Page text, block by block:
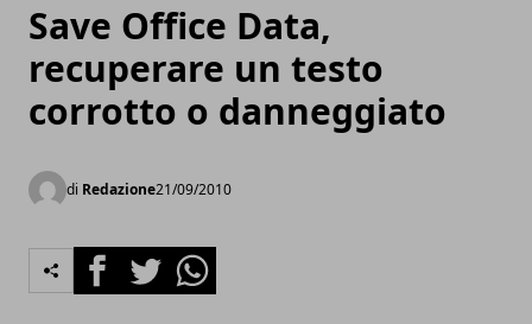
Save Office Data,
recuperare un testo
corrotto o danneggiato
di Redazione21/09/2010
FacebookTwitterWhatsapp